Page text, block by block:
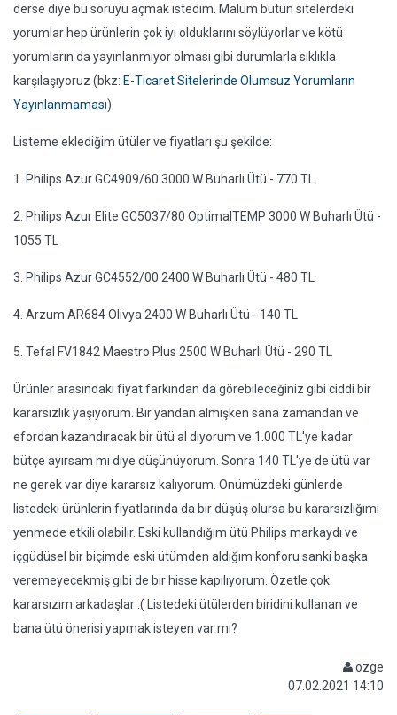
derse diye bu soruyu açmak istedim. Malum bütün sitelerdeki
yorumlar hep ürünlerin çok iyi olduklarını söylüyorlar ve kötü
yorumların da yayınlanmıyor olması gibi durumlarla sıklıkla
karşılaşıyoruz (bkz: E-Ticaret Sitelerinde Olumsuz Yorumların
Yayınlanmaması).
Listeme eklediğim ütüler ve fiyatları şu şekilde:
1. Philips Azur GC4909/60 3000 W Buharlı Ütü - 770 TL
2. Philips Azur Elite GC5037/80 OptimalTEMP 3000 W Buharlı Ütü -
1055 TL
3. Philips Azur GC4552/00 2400 W Buharlı Ütü - 480 TL
4. Arzum AR684 Olivya 2400 W Buharlı Ütü - 140 TL
5. Tefal FV1842 Maestro Plus 2500 W Buharlı Ütü - 290 TL
Ürünler arasındaki fiyat farkından da görebileceğiniz gibi ciddi bir
kararsızlık yaşıyorum. Bir yandan almışken sana zamandan ve
efordan kazandıracak bir ütü al diyorum ve 1.000 TL'ye kadar
bütçe ayırsam mı diye düşünüyorum. Sonra 140 TL'ye de ütü var
ne gerek var diye kararsız kalıyorum. Önümüzdeki günlerde
listedeki ürünlerin fiyatlarında da bir düşüş olursa bu kararsızlığımı
yenmede etkili olabilir. Eski kullandığım ütü Philips markaydı ve
içgüdüsel bir biçimde eski ütümden aldığım konforu sanki başka
veremeyecekmiş gibi de bir hisse kapılıyorum. Özetle çok
kararsızım arkadaşlar :( Listedeki ütülerden biridini kullanan ve
bana ütü önerisi yapmak isteyen var mı?
ozge
07.02.2021 14:10